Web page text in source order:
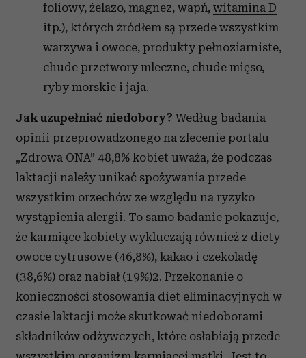
foliowy, żelazo, magnez, wapń, witamina D
itp.), których źródłem są przede wszystkim
warzywa i owoce, produkty pełnoziarniste,
chude przetwory mleczne, chude mięso,
ryby morskie i jaja.
Jak uzupełniać niedobory? Według badania
opinii przeprowadzonego na zlecenie portalu
„Zdrowa ONA” 48,8% kobiet uważa, że podczas
laktacji należy unikać spożywania przede
wszystkim orzechów ze względu na ryzyko
wystąpienia alergii. To samo badanie pokazuje,
że karmiące kobiety wykluczają również z diety
owoce cytrusowe (46,8%), kakao i czekoladę
(38,6%) oraz nabiał (19%)2. Przekonanie o
konieczności stosowania diet eliminacyjnych w
czasie laktacji może skutkować niedoborami
składników odżywczych, które osłabiają przede